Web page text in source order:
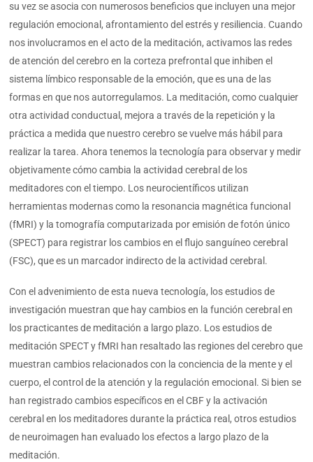
su vez se asocia con numerosos beneficios que incluyen una mejor
regulación emocional, afrontamiento del estrés y resiliencia. Cuando
nos involucramos en el acto de la meditación, activamos las redes
de atención del cerebro en la corteza prefrontal que inhiben el
sistema límbico responsable de la emoción, que es una de las
formas en que nos autorregulamos. La meditación, como cualquier
otra actividad conductual, mejora a través de la repetición y la
práctica a medida que nuestro cerebro se vuelve más hábil para
realizar la tarea. Ahora tenemos la tecnología para observar y medir
objetivamente cómo cambia la actividad cerebral de los
meditadores con el tiempo. Los neurocientíficos utilizan
herramientas modernas como la resonancia magnética funcional
(fMRI) y la tomografía computarizada por emisión de fotón único
(SPECT) para registrar los cambios en el flujo sanguíneo cerebral
(FSC), que es un marcador indirecto de la actividad cerebral.
Con el advenimiento de esta nueva tecnología, los estudios de
investigación muestran que hay cambios en la función cerebral en
los practicantes de meditación a largo plazo. Los estudios de
meditación SPECT y fMRI han resaltado las regiones del cerebro que
muestran cambios relacionados con la conciencia de la mente y el
cuerpo, el control de la atención y la regulación emocional. Si bien se
han registrado cambios específicos en el CBF y la activación
cerebral en los meditadores durante la práctica real, otros estudios
de neuroimagen han evaluado los efectos a largo plazo de la
meditación.